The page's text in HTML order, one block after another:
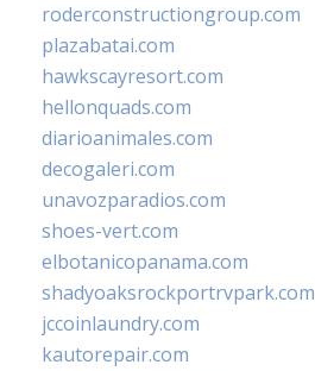
roderconstructiongroup.com
plazabatai.com
hawkscayresort.com
hellonquads.com
diarioanimales.com
decogaleri.com
unavozparadios.com
shoes-vert.com
elbotanicopanama.com
shadyoaksrockportrvpark.com
jccoinlaundry.com
kautorepair.com